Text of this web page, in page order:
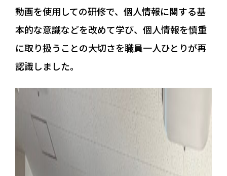
083-927-3661
メールでのお問い合わせ
動画を使用しての研修で、個人情報に関する基
本的な意識などを改めて学び、個人情報を慎重
に取り扱うことの大切さを職員一人ひとりが再
認識しました。